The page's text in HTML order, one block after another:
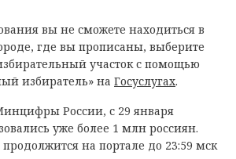
вы не сможете находиться в
где вы прописаны, выберите
участок с помощью
избиратель» на Госуслугах.
России, с 29 января
уже более 1 млн россиян.
на портале до 23:59 мск